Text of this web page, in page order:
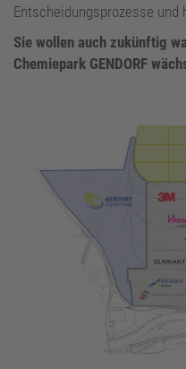
Entscheidungsprozesse und
Sie wollen auch zukünftig
Chemiepark GENDORF